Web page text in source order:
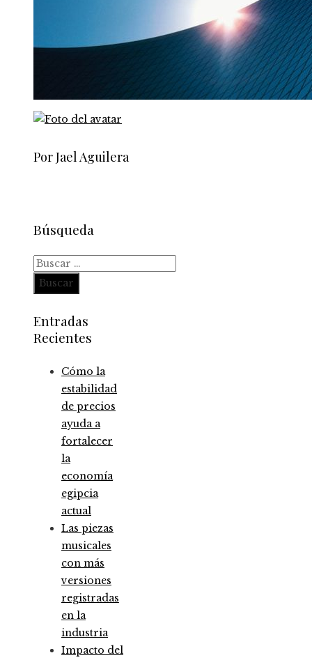
Por Jael Aguilera
Búsqueda
Buscar:
Entradas
Recientes
Cómo la
estabilidad
de precios
ayuda a
fortalecer
la
economía
egipcia
actual
Las piezas
musicales
con más
versiones
registradas
en la
industria
Impacto del